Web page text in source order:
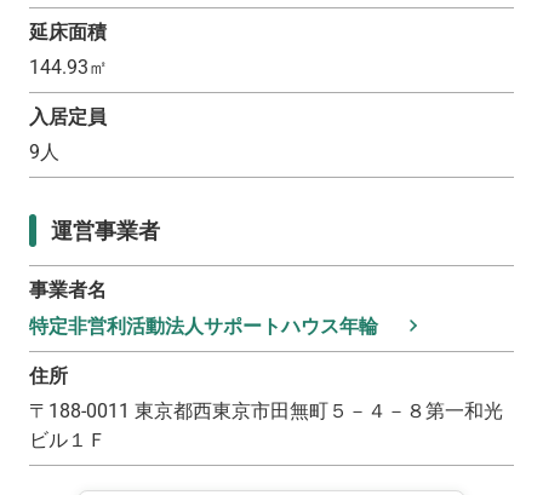
延床面積
144.93㎡
入居定員
9人
運営事業者
事業者名
特定非営利活動法人サポートハウス年輪
住所
〒 188-0011 東京都西東京市田無町５－４－８第一和光
ビル１Ｆ